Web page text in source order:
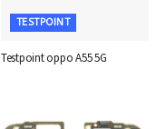
TESTPOINT
Testpoint oppo A55 5G